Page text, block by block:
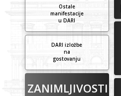
Ostale
manifestacije
u DARI
DARI izložbe
na
gostovanju
ZANIMLJIVOSTI